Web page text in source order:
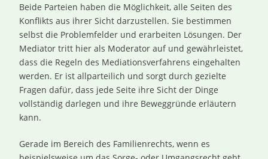
Beide Parteien haben die Möglichkeit, alle Seiten des
Konflikts aus ihrer Sicht darzustellen. Sie bestimmen
selbst die Problemfelder und erarbeiten Lösungen. Der
Mediator tritt hier als Moderator auf und gewährleistet,
dass die Regeln des Mediationsverfahrens eingehalten
werden. Er ist allparteilich und sorgt durch gezielte
Fragen dafür, dass jede Seite ihre Sicht der Dinge
vollständig darlegen und ihre Beweggründe erläutern
kann.
Gerade im Bereich des Familienrechts, wenn es